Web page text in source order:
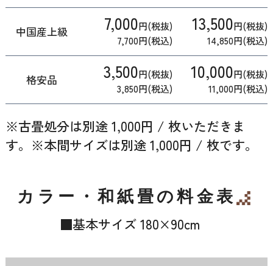
中国産上級 7,000円(税抜)
7,700円(税込)
13,500円(税抜)
14,850円(税込)
格安品 3,500円(税抜)
3,850円(税込)
10,000円(税抜)
11,000円(税込)
※古畳処分は別途 1,000円 / 枚いただきま
す。※本間サイズは別途 1,000円 / 枚です。
カラー・和紙畳の料金表
■基本サイズ 180×90cm